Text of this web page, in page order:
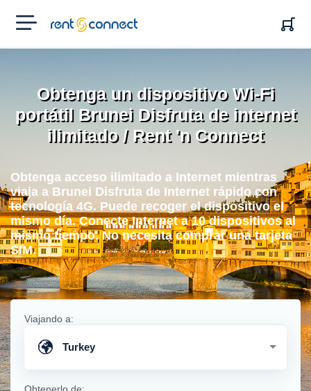
RENT'N
CONNECT
Obtenga un dispositivo Wi-Fi
portátil Brunei Disfruta de internet
ilimitado / Rent 'n Connect
Obtenga acceso ilimitado a Internet mientras
viaja a Brunei Disfruta de Internet rápido con
tecnología 4G. Puede recoger el dispositivo el
mismo día. Conecte Internet a 10 dispositivos al
mismo tiempo. No necesita comprar una tarjeta
SIM.
Viajando a:
Turkey